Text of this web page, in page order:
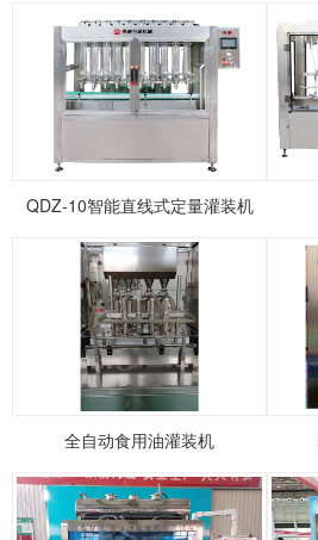
QDZ-10智能直线式定量灌装机
全自动食用油灌装机